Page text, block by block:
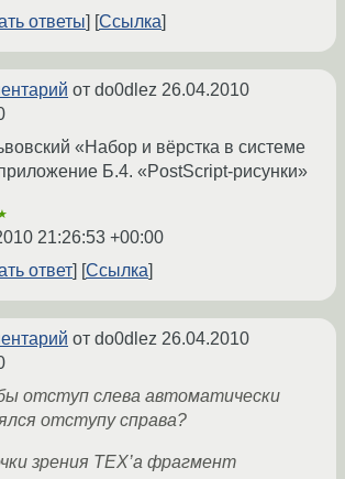
ответы Ссылка
от do0dlez 26.04.2010
«Набор и вёрстка в системе
Б.4. «PostScript-рисунки»
21:26:53 +00:00
ответ
Ссылка
от do0dlez 26.04.2010
отступ слева автоматически
отступу справа?
зрения TEX’а фрагмент